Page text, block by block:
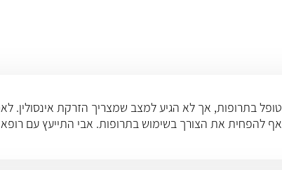
להפחית את הצורך בשימוש בתרופות. אבי התייעץ עם רופא